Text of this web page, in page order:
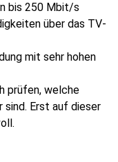
bis 250 Mbit/s
über das TV-
mit sehr hohen
prüfen, welche
sind. Erst auf dieser